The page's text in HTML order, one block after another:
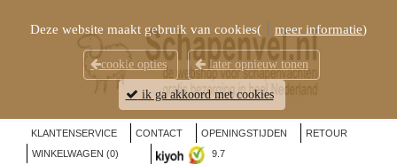
KLANTENSERVICE CONTACT OPENINGSTIJDEN
RETOUR
WINKELWAGEN (0) 9.7
Deze website maakt gebruik van cookies( meer informatie)
cookie opties later opnieuw tonen
ik ga akkoord met cookies